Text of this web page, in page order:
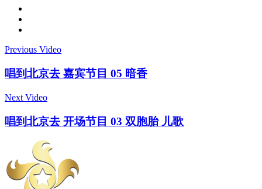
Previous Video
唱到北京去 嘉宾节目 05 暗香
Next Video
唱到北京去 开场节目 03 双胞胎 儿歌